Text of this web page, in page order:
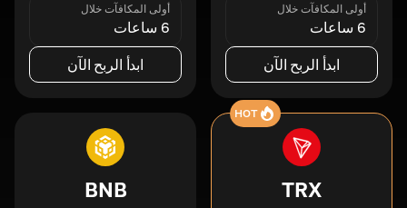
أولى المكافآت خلال
6 ساعات
ابدأ الربح الآن
أولى المكافآت خلال
6 ساعات
ابدأ الربح الآن
HOT
TRX
BNB